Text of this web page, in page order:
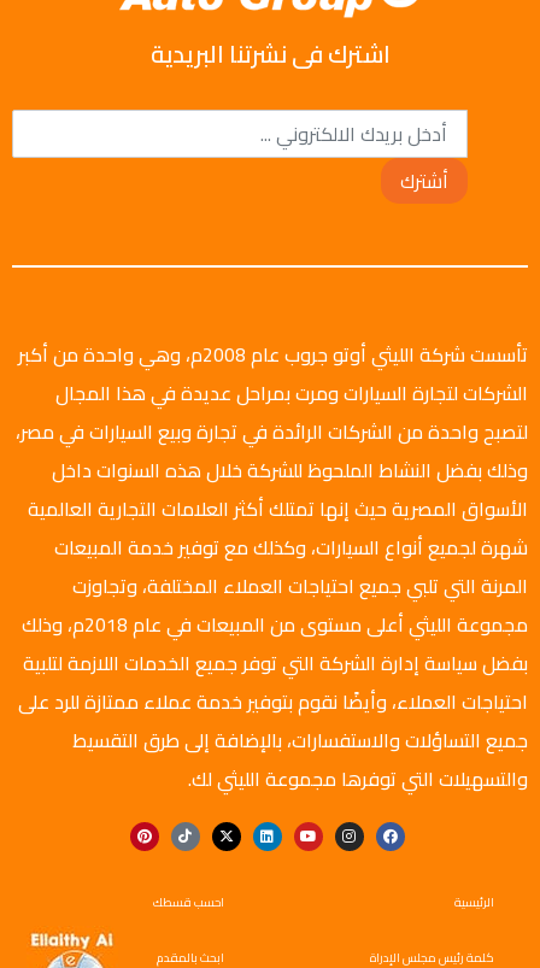
اشترك فى نشرتنا البريدية
أشترك
تأسست شركة الليثي أوتو جروب عام 2008م، وهي واحدة من أكبر
الشركات لتجارة السيارات ومرت بمراحل عديدة في هذا المجال
لتصبح واحدة من الشركات الرائدة في تجارة وبيع السيارات في مصر،
وذلك بفضل النشاط الملحوظ للشركة خلال هذه السنوات داخل
الأسواق المصرية حيث إنها تمتلك أكثر العلامات التجارية العالمية
شهرة لجميع أنواع السيارات، وكذلك مع توفير خدمة المبيعات
المرنة التي تلبي جميع احتياجات العملاء المختلفة، وتجاوزت
مجموعة الليثي أعلى مستوى من المبيعات في عام 2018م، وذلك
بفضل سياسة إدارة الشركة التي توفر جميع الخدمات اللازمة لتلبية
احتياجات العملاء، وأيضًا نقوم بتوفير خدمة عملاء ممتازة للرد على
جميع التساؤلات والاستفسارات، بالإضافة إلى طرق التقسيط
والتسهيلات التي توفرها مجموعة الليثي لك.
الرئيسية
كلمة رئيس مجلس الإدراة
احسب قسطك
ابحث بالمقدم